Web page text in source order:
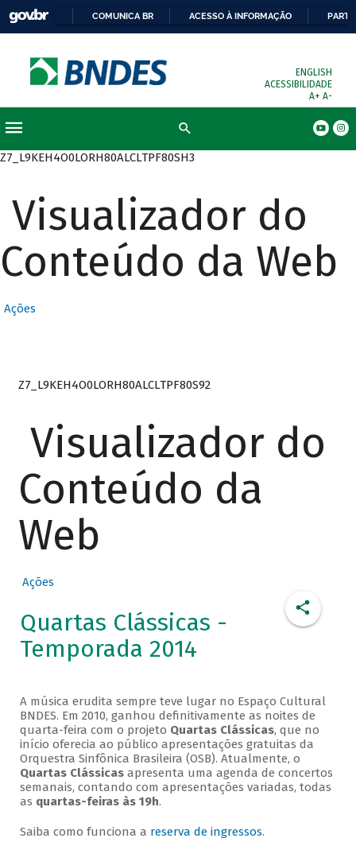
COMUNICA BR ACESSO À INFORMAÇÃO
ENGLISH
ACESSIBILIDADE
A+ A-
Z7_L9KEH4O0LORH80ALCLTPF80SH3
Visualizador do
Conteúdo da Web
Ações
Z7_L9KEH4O0LORH80ALCLTPF80S92
Visualizador do
Conteúdo da
Web
Ações
Quartas Clássicas -
Temporada 2014
A música erudita sempre teve lugar no Espaço Cultural
BNDES. Em 2010, ganhou definitivamente as noites de
quarta-feira com o projeto Quartas Clássicas, que no
início oferecia ao público apresentações gratuitas da
Orquestra Sinfônica Brasileira (OSB). Atualmente, o
Quartas Clássicasapresenta uma agenda de concertos
semanais, contando com apresentações variadas, todas
as quartas-feiras às 19h.
Saiba como funciona a reserva de ingressos.